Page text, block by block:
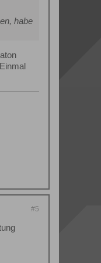
habe
#5